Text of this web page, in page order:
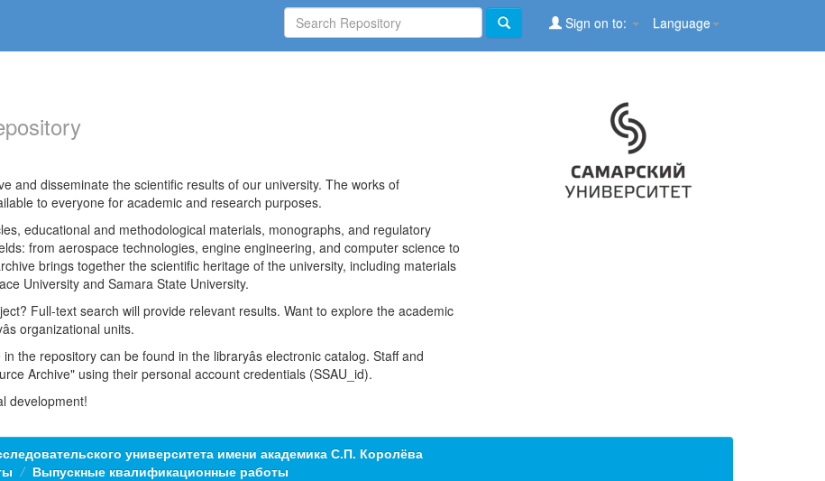
Language
Sign on to:
and disseminate the scientific results of our university. The works of
to everyone for academic and research purposes.
educational and methodological materials, monographs, and regulatory
from aerospace technologies, engine engineering, and computer science to
brings together the scientific heritage of the university, including materials
University and Samara State University.
Full-text search will provide relevant results. Want to explore the academic
organizational units.
the repository can be found in the libraryâs electronic catalog. Staff and
Archive" using their personal account credentials (SSAU_id).
development!
университета имени академика С.П. Королёва
Выпускные квалификационные работы